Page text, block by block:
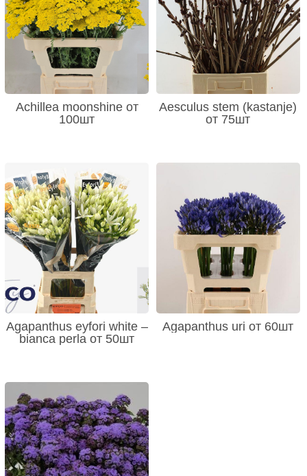
Achillea moonshine от
100шт
Aesculus stem (kastanje)
от 75шт
Agapanthus eyfori white –
bianca perla от 50шт
Agapanthus uri от 60шт